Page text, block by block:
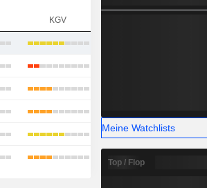
KGV
Meine Watchlists
Top / Flop